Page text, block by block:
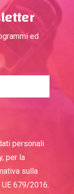
ed
personali
per la
sulla
679/2016.